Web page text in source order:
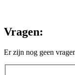
Vragen:
Er zijn nog geen